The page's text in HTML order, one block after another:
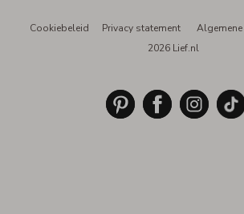
Cookiebeleid Privacy statement
2026 Lief.nl